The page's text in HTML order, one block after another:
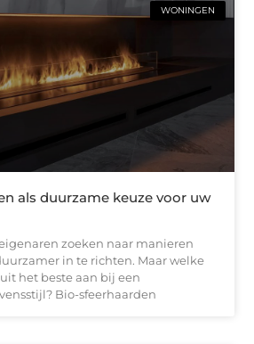
WONINGEN
als duurzame keuze voor uw
zoeken naar manieren
in te richten. Maar welke
het beste aan bij een
Bio-sfeerhaarden